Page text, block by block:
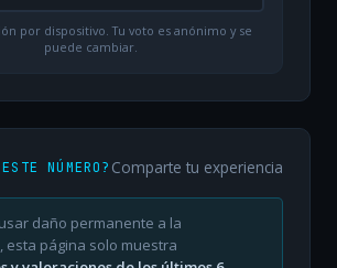
por dispositivo. Tu voto es anónimo y se
puede cambiar.
NÚMERO? Comparte tu experiencia
daño permanente a la
esta página solo muestra